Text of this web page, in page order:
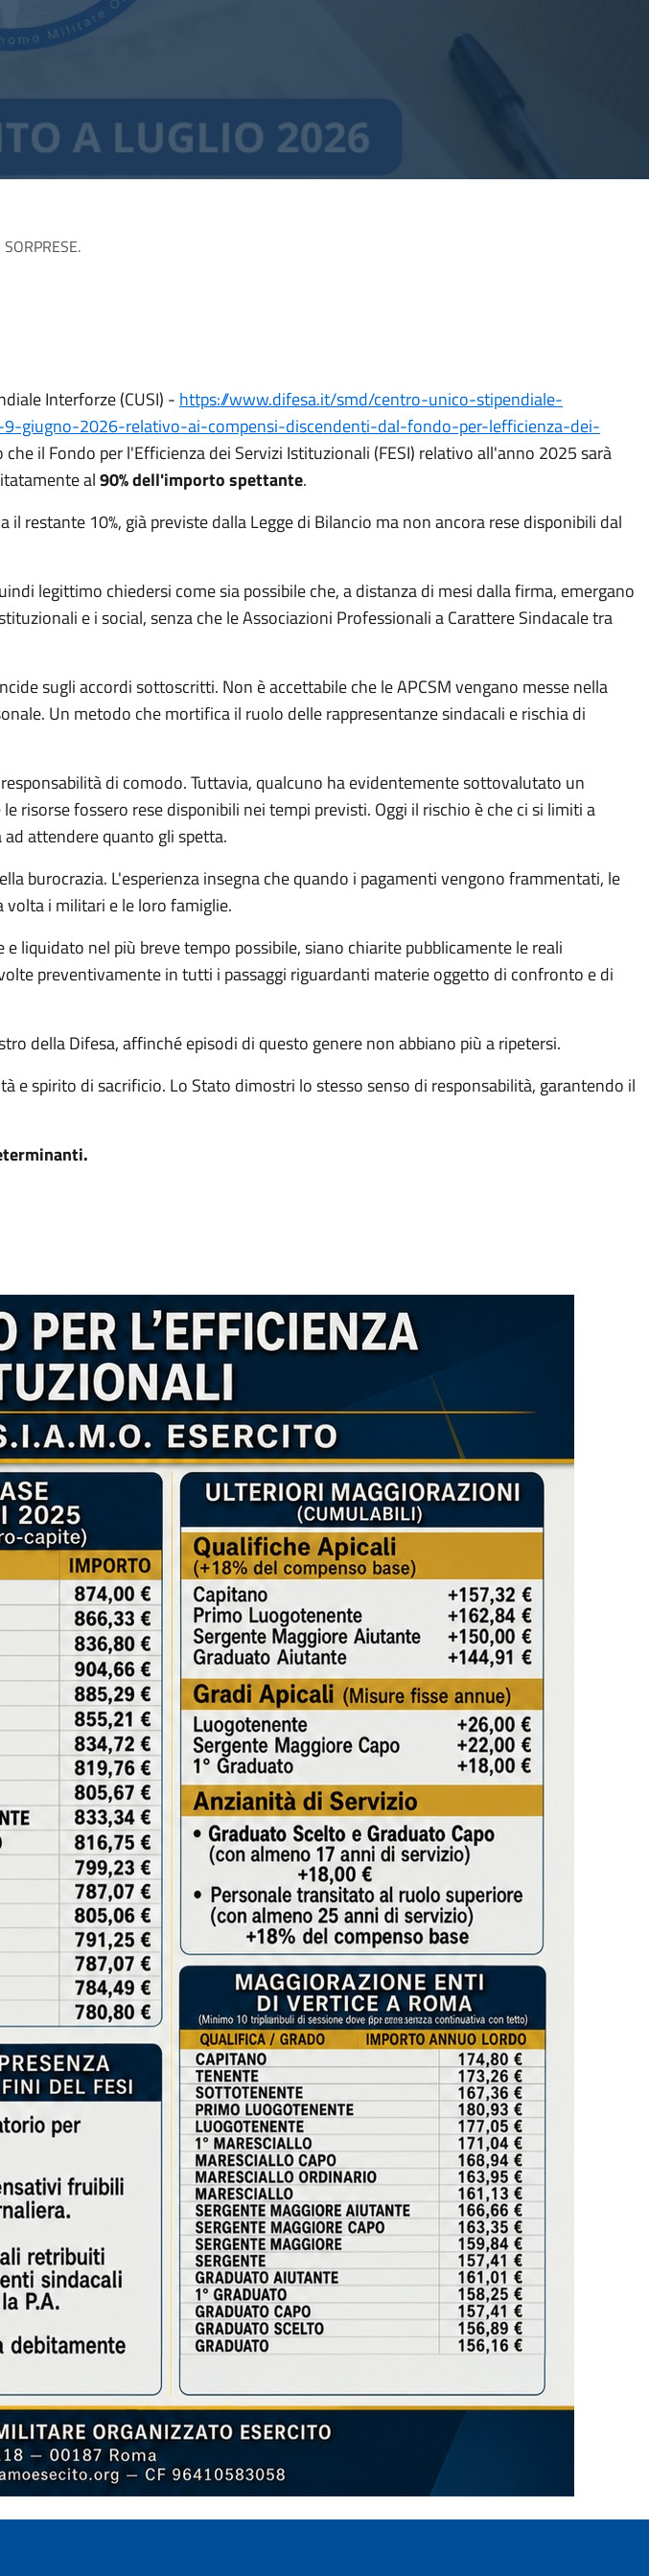
Interforze (CUSI) - https://www.difesa.it/smd/centro-unico-stipendiale-
2026-relativo-ai-compensi-discendenti-dal-fondo-per-lefficienza-dei-
il Fondo per l'Efficienza dei Servizi Istituzionali (FESI) relativo all'anno 2025 sarà
al90% dell'importo spettante.
10%, già previste dalla Legge di Bilancio ma non ancora rese disponibili dal
legittimo chiedersi come sia possibile che, a distanza di mesi dalla firma, emergano
e i social, senza che le Associazioni Professionali a Carattere Sindacale tra
sugli accordi sottoscritti. Non è accettabile che le APCSM vengano messe nella
Un metodo che mortifica il ruolo delle rappresentanze sindacali e rischia di
di comodo. Tuttavia, qualcuno ha evidentemente sottovalutato un
fossero rese disponibili nei tempi previsti. Oggi il rischio è che ci si limiti a
attendere quanto gli spetta.
burocrazia. L'esperienza insegna che quando i pagamenti vengono frammentati, le
i militari e le loro famiglie.
liquidato nel più breve tempo possibile, siano chiarite pubblicamente le reali
preventivamente in tutti i passaggi riguardanti materie oggetto di confronto e di
della Difesa, affinché episodi di questo genere non abbiano più a ripetersi.
spirito di sacrificio. Lo Stato dimostri lo stesso senso di responsabilità, garantendo il